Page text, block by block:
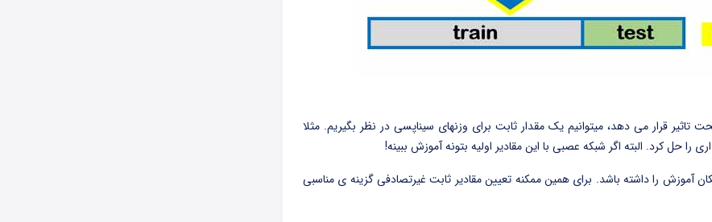
تاثیر قرار می دهد، میتوانیم یک مقدار ثابت برای وزنهای سیناپسی در نظر بگیریم. مثلا
آموزش را داشته باشد. برای همین ممکنه تعیین مقادیر ثابت غیرتصادفی گزینه ی مناسبی